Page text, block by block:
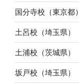
国分寺校（東京都）
土呂校（埼玉県）
土浦校（茨城県）
坂戸校（埼玉県）